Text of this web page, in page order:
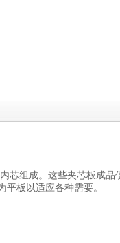
组成。这些夹芯板成
板以适应各种需要。